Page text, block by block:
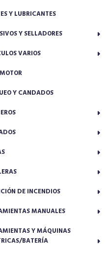
Y LUBRICANTES
Y SELLADORES
VARIOS
Y CANDADOS
DE INCENDIOS
MANUALES
Y MÁQUINAS
BATERÍA